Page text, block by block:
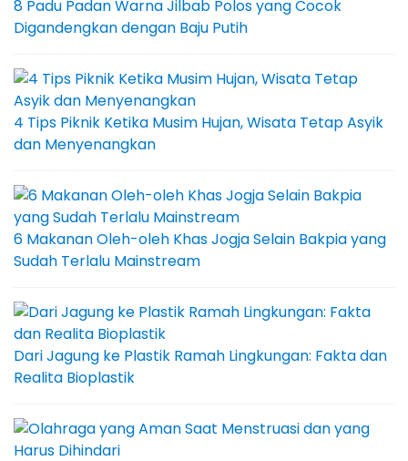
8 Padu Padan Warna Jilbab Polos yang Cocok
Digandengkan dengan Baju Putih
4 Tips Piknik Ketika Musim Hujan, Wisata Tetap Asyik
dan Menyenangkan
6 Makanan Oleh-oleh Khas Jogja Selain Bakpia yang
Sudah Terlalu Mainstream
Dari Jagung ke Plastik Ramah Lingkungan: Fakta dan
Realita Bioplastik